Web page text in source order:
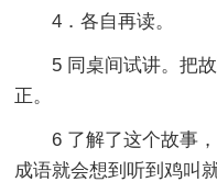
4．各自再读。
5 同桌间试讲。把
正。
6 了解了这个故事
成语就会想到听到鸡叫